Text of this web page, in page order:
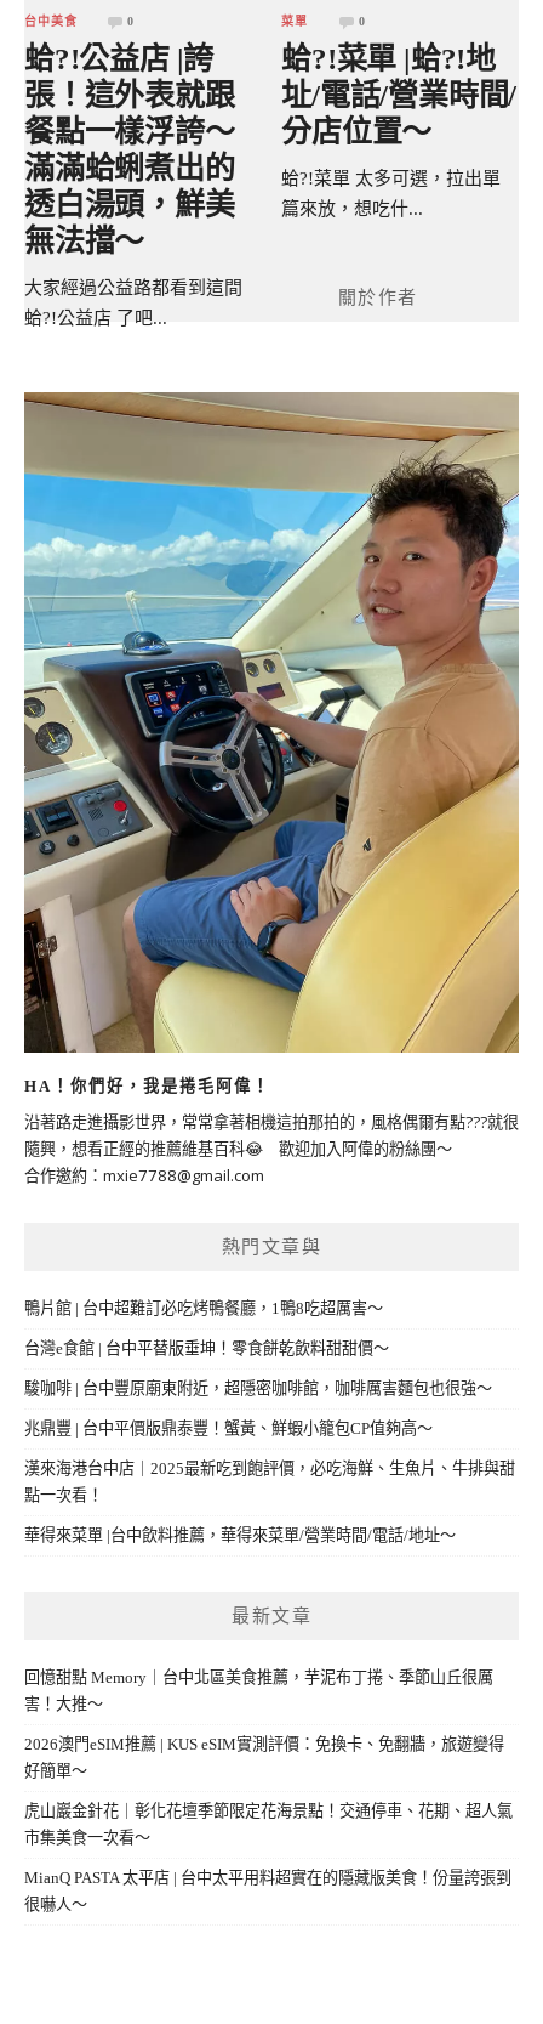
台中美食 0
蛤?!公益店 |誇
張！這外表就跟
餐點一樣浮誇～
滿滿蛤蜊煮出的
透白湯頭，鮮美
無法擋～
大家經過公益路都看到這間
蛤?!公益店 了吧...
菜單 0
蛤?!菜單 |蛤?!地
址/電話/營業時間/
分店位置～
蛤?!菜單 太多可選，拉出單
篇來放，想吃什...
關於作者
HA！你們好，我是捲毛阿偉！
沿著路走進攝影世界，常常拿著相機這拍那拍的，風格偶爾有點???就很
隨興，想看正經的推薦維基百科😂 歡迎加入阿偉的粉絲團～
合作邀約： mxie7788@gmail.com
熱門文章與
鴨片館 | 台中超難訂必吃烤鴨餐廳，1鴨8吃超厲害～
台灣e食館 | 台中平替版垂坤！零食餅乾飲料甜甜價～
駿咖啡 | 台中豐原廟東附近，超隱密咖啡館，咖啡厲害麵包也很強～
兆鼎豐 | 台中平價版鼎泰豐！蟹黃、鮮蝦小籠包CP值夠高～
漢來海港台中店｜2025最新吃到飽評價，必吃海鮮、生魚片、牛排與甜
點一次看！
華得來菜單 |台中飲料推薦，華得來菜單/營業時間/電話/地址～
最新文章
回憶甜點 Memory｜台中北區美食推薦，芋泥布丁捲、季節山丘很厲
害！大推～
2026澳門eSIM推薦 | KUS eSIM實測評價：免換卡、免翻牆，旅遊變得
好簡單～
虎山巖金針花｜彰化花壇季節限定花海景點！交通停車、花期、超人氣
市集美食一次看～
MianQ PASTA 太平店 | 台中太平用料超實在的隱藏版美食！份量誇張到
很嚇人～